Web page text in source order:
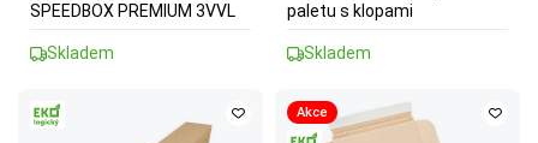
SPEEDBOX PREMIUM 3VVL
Skladem
paletu s klopami
Skladem
Akce